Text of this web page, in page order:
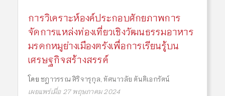
การวิเคราะห์องค์ประกอบศักยภาพการ
จัดการแหล่งท่องเที่ยวเชิงวัฒนธรรมอาหาร
มรดกหมูย่างเมืองตรังเพื่อการเรียนรู้บน
เศรษฐกิจสร้างสรรค์
โดย ชฎาวรรณ ศิริจารุกุล,ทัศนาวลัย ตันติเอกรัตน์
เผยแพร่เมื่อ 27 พฤษภาคม 2024